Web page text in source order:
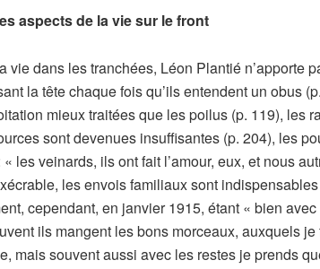
aspects de la vie sur le front
vie dans les tranchées, Léon Plantié n’apporte
la tête chaque fois qu’ils entendent un obus
mieux traitées que les poilus (p. 119), les
sont devenues insuffisantes (p. 204), les
« les veinards, ils ont fait l’amour, eux, et nous
les envois familiaux sont
cependant, en janvier 1915, étant « bien
ils mangent les bons morceaux, auxquels
mais souvent aussi avec les restes je prends